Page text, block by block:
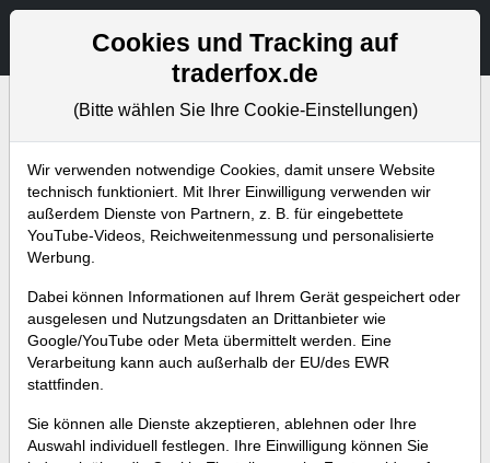
Aktien- und Artikelsuche
Bevorstehende Webinare Alle Aufzeichnungen
Berichtsaison auf Hochtouren –
So identifiziert man neue Pivotal-
Cookies und Tracking auf
traderfox.de
(Bitte wählen Sie Ihre Cookie-Einstellungen)
Wir verwenden notwendige Cookies, damit unsere Website
technisch funktioniert. Mit Ihrer Einwilligung verwenden wir
außerdem Dienste von Partnern, z. B. für eingebettete
YouTube-Videos, Reichweitenmessung und personalisierte
Werbung.
Dabei können Informationen auf Ihrem Gerät gespeichert oder
ausgelesen und Nutzungsdaten an Drittanbieter wie
Google/YouTube oder Meta übermittelt werden. Eine
Verarbeitung kann auch außerhalb der EU/des EWR
stattfinden.
Sie können alle Dienste akzeptieren, ablehnen oder Ihre
Auswahl individuell festlegen. Ihre Einwilligung können Sie